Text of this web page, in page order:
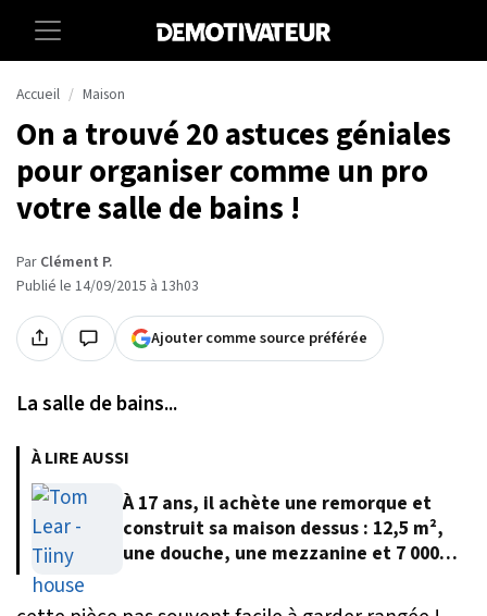
Accueil Maison
On a trouvé 20 astuces géniales
pour organiser comme un pro
votre salle de bains !
Par Clément P.
Publié le 14/09/2015 à 13h03
Ajouter comme source préférée
La salle de bains...
À LIRE AUSSI
À 17 ans, il achète une remorque et
construit sa maison dessus : 12,5 m²,
une douche, une mezzanine et 7 000